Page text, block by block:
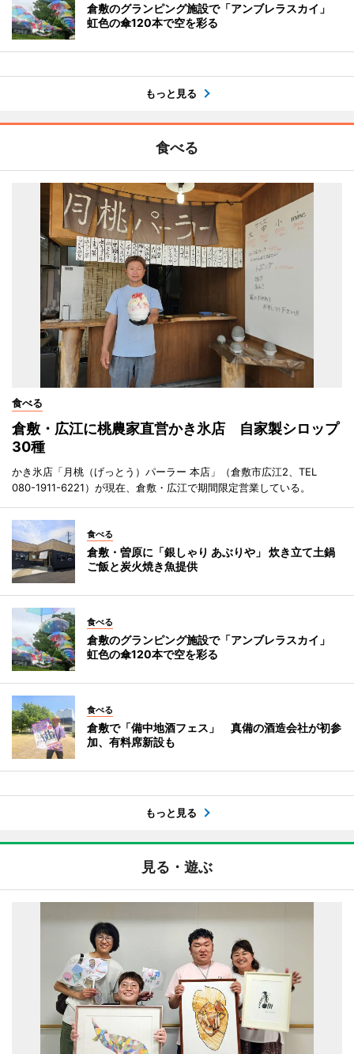
倉敷のグランピング施設で「アンブレラスカイ」
虹色の傘120本で空を彩る
もっと見る
食べる
食べる
倉敷・広江に桃農家直営かき氷店 自家製シロップ
30種
かき氷店「月桃（げっとう）パーラー 本店」（倉敷市広江2、TEL
080-1911-6221）が現在、倉敷・広江で期間限定営業している。
食べる
倉敷・曽原に「銀しゃり あぶりや」 炊き立て土鍋
ご飯と炭火焼き魚提供
食べる
倉敷のグランピング施設で「アンブレラスカイ」
虹色の傘120本で空を彩る
食べる
倉敷で「備中地酒フェス」 真備の酒造会社が初参
加、有料席新設も
もっと見る
見る・遊ぶ